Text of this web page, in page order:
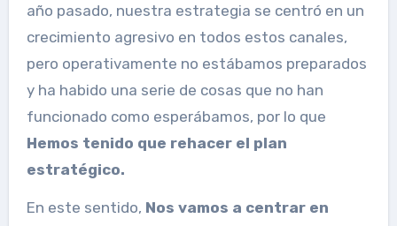
año pasado, nuestra estrategia se centró en un
crecimiento agresivo en todos estos canales,
pero operativamente no estábamos preparados
y ha habido una serie de cosas que no han
funcionado como esperábamos, por lo que
Hemos tenido que rehacer el plan
estratégico.
En este sentido, Nos vamos a centrar en